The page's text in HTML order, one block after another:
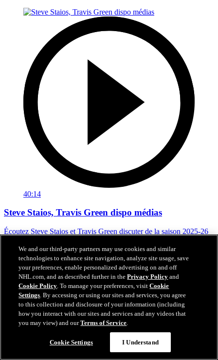
40:14
Steve Staios, Travis Green dispo médias
Écoutez Steve Staios et Travis Green discuter de la saison 2025-26
27 avr. 2026
We and our third-party partners may use cookies and similar
technologies to enhance site navigation, analyze site usage, save
your preferences, enable personalized advertising on and off
NHL.com, and as described further in thePrivacy Policy and
Cookie Policy. To manage your preferences, visitCookie
Settings. By accessing or using our sites and services, you agree
to this collection and disclosure of your information (including
how you interact with our sites and services and any videos that
you may view) and ourTerms of Service.
Cookie Settings I Understand